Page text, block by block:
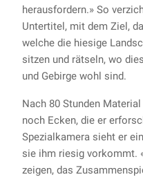
herausfordern.» So
Untertitel, mit dem Ziel,
welche die hiesige
sitzen und rätseln, wo
und Gebirge wohl sind.
Nach 80 Stunden
noch Ecken, die er
Spezialkamera sieht er
sie ihm riesig vorkommt.
zeigen, das